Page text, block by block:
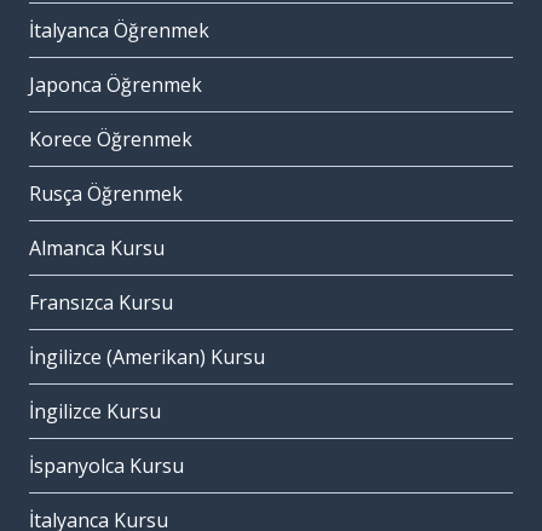
İtalyanca Öğrenmek
Japonca Öğrenmek
Korece Öğrenmek
Rusça Öğrenmek
Almanca Kursu
Fransızca Kursu
İngilizce (Amerikan) Kursu
İngilizce Kursu
İspanyolca Kursu
İtalyanca Kursu